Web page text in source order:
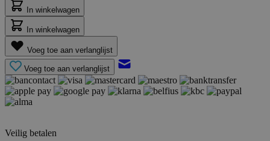
In winkelwagen
In winkelwagen
Voeg toe aan verlanglijst
Voeg toe aan verlanglijst
Veilig betalen